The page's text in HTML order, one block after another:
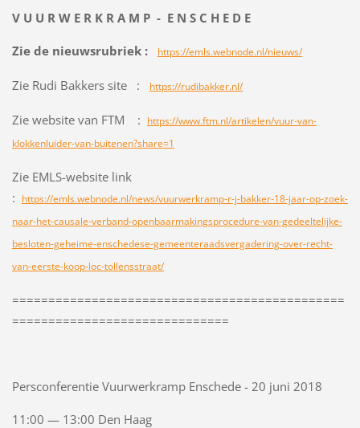
V U U R W E R K R A M P - E N S C H E D E
Zie de nieuwsrubriek : https://emls.webnode.nl/nieuws/
Zie Rudi Bakkers site : https://rudibakker.nl/
Zie website van FTM : https://www.ftm.nl/artikelen/vuur-van-
klokkenluider-van-buitenen?share=1
Zie EMLS-website link
: https://emls.webnode.nl/news/vuurwerkramp-r-j-bakker-18-jaar-op-zoek-
naar-het-causale-verband-openbaarmakingsprocedure-van-gedeeltelijke-
besloten-geheime-enschedese-gemeenteraadsvergadering-over-recht-
van-eerste-koop-loc-tollensstraat/
==============================================
==============================
Persconferentie Vuurwerkramp Enschede - 20 juni 2018
11:00 — 13:00 Den Haag